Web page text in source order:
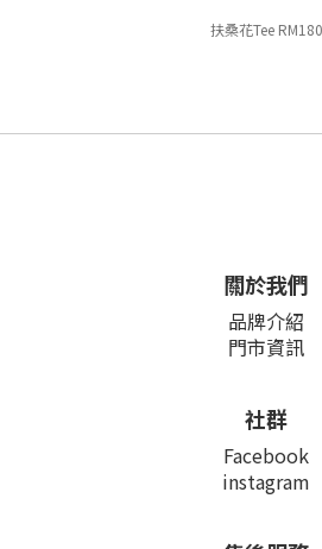
扶桑花Tee RM180
關於我們
品牌介紹
門市資訊
社群
Facebook
instagram